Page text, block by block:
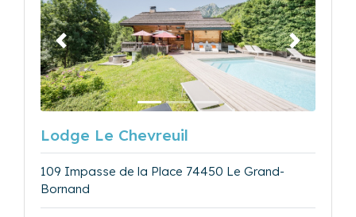
Précédent Suivant
Lodge Le Chevreuil
109 Impasse de la Place 74450 Le Grand-
Bornand